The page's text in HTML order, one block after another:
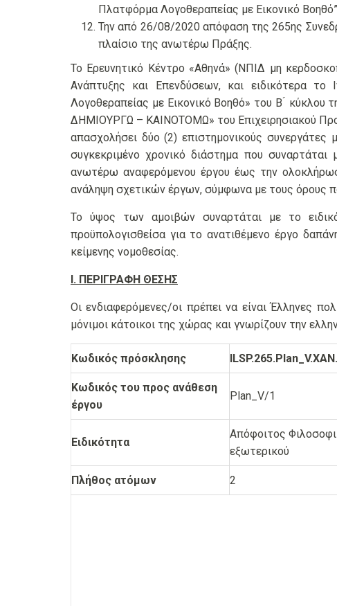
Πλατφόρμα Λογοθεραπείας με Εικονικό
Την από 26/08/2020 απόφαση της 265ης
πλαίσιο της ανωτέρω Πράξης.
Το Ερευνητικό Κέντρο «Αθηνά» (ΝΠΙΔ μη
Ανάπτυξης και Επενδύσεων, και ειδικότερα
Λογοθεραπείας με Εικονικό Βοηθό» του B ́ κύκλου
ΔΗΜΙΟΥΡΓΩ – ΚΑΙΝΟΤΟΜΩ» του Επιχειρησιακού
απασχολήσει δύο (2) επιστημονικούς
συγκεκριμένο χρονικό διάστημα που
ανωτέρω αναφερόμενου έργου έως την
ανάληψη σχετικών έργων, σύμφωνα με τους όρους
Το ύψος των αμοιβών συναρτάται με το
προϋπολογισθείσα για το ανατιθέμενο έργο
κείμενης νομοθεσίας.
Ι. ΠΕΡΙΓΡΑΦΗ ΘΕΣΗΣ
Οι ενδιαφερόμενες/οι πρέπει να είναι Έλληνες
μόνιμοι κάτοικοι της χώρας και γνωρίζουν την
Κωδικός πρόσκλησης
Κωδικός του προς ανάθεση
έργου
Plan_V/1
Ειδικότητα
Απόφοιτος
εξωτερικού
Πλήθος ατόμων 2